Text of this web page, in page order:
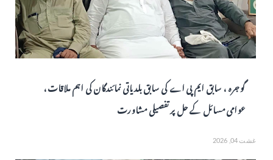
گوجرہ ، سابق ایم پی اے کی سابق بلدیاتی نمائندگان کی اہم ملاقات،
عوامی مسائل کے حل پر تفصیلی مشاورت
غشت 04, 2026